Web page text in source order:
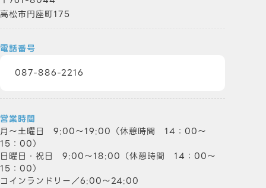
高松市円座町175
電話番号
087-886-2216
営業時間
月～土曜日 9:00〜19:00（休憩時間 14：00～
15：00）
日曜日・祝日 9:00〜18:00（休憩時間 14：00～
15：00）
コインランドリー／6:00～24:00